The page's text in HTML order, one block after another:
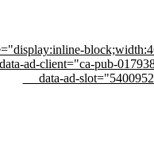
ad-client="ca-pub-
data-ad-